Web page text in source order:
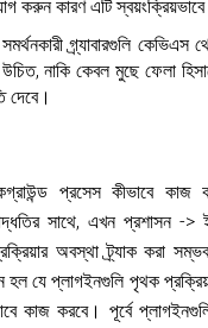
করুন কারণ এটি স্বয়ংক্রিয়ভাবে
গ্র্যাবারগুলি কেভিএস
নাকি কেবল মুছে ফেলা
দেবে।
প্রসেস কীভাবে কাজ
সাথে, এখন প্রশাসন ->
অবস্থা ট্র্যাক করা
হল যে প্লাগইনগুলি পৃথক
কাজ করবে। পূর্বে